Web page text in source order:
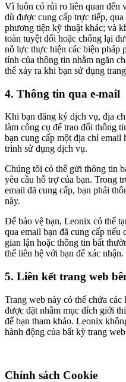
Vì luôn có rủi ro liên quan đến
dù được cung cấp trực tiếp,
phương tiện kỹ thuật khác; và
toàn tuyệt đối hoặc chống lại
nỗ lực thực hiện các biện pháp
tính của thông tin nhằm ngăn
thể xảy ra khi bạn sử dụng
4. Thông tin qua e-mail
Khi bạn đăng ký dịch vụ, địa
làm công cụ để trao đổi thông
bạn cung cấp một địa chỉ email
trình sử dụng dịch vụ.
Chúng tôi có thể gửi thông tin
yêu cầu hỗ trợ của bạn. Trong
email đã cung cấp, bạn phải
này.
Để bảo vệ bạn, Leonix có thể
qua email bạn đã cung cấp
gian lận hoặc thông tin bất
thể liên hệ với bạn để xác nhận.
5. Liên kết trang web
Trang web này có thể chứa
được đặt nhằm mục đích giới
để bạn tham khảo. Leonix
hành động của bất kỳ trang
Chính sách Cookie